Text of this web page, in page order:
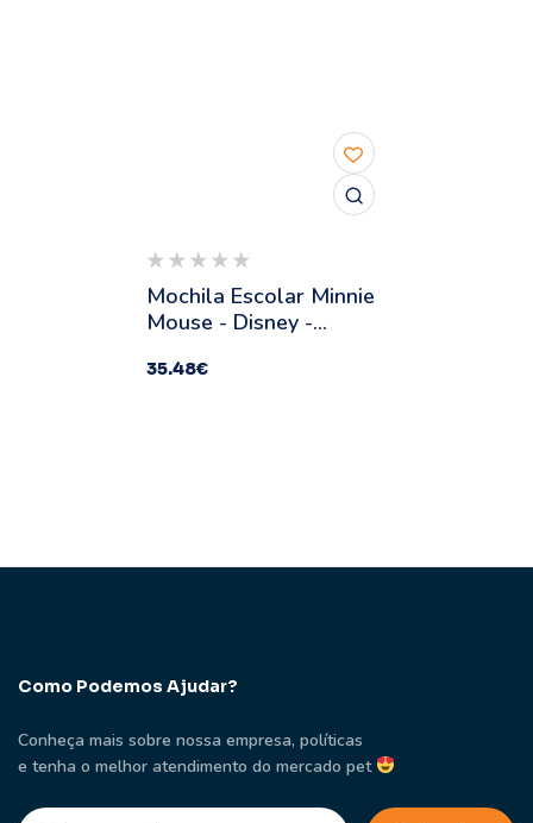
Mochila Escolar Minnie
Mouse - Disney -
Cm
35.48€
Como Podemos Ajudar?
Conheça mais sobre nossa empresa, políticas
e tenha o melhor atendimento do mercado pet